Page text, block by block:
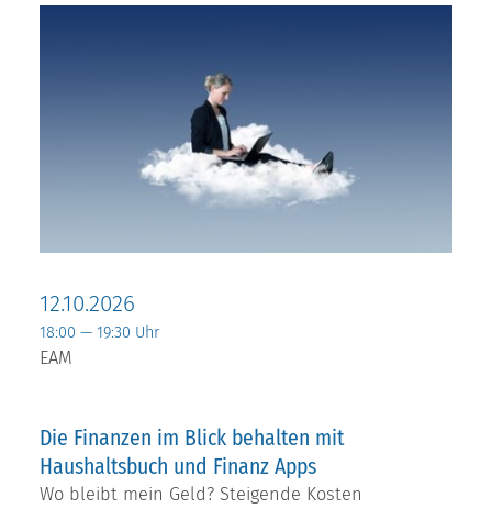
12.10.2026
18:00 — 19:30 Uhr
EAM
Die Finanzen im Blick behalten mit
Haushaltsbuch und Finanz Apps
Wo bleibt mein Geld? Steigende Kosten